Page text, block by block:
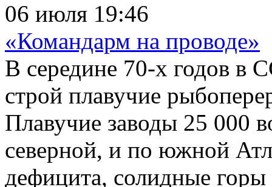
06 июля 19:46
«Командарм на проводе»
В середине 70-х годов в
строй плавучие
Плавучие заводы 25 000
северной, и по южной
дефицита, солидные